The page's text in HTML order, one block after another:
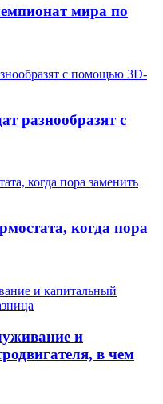
мира по
разнообразят с
когда пора
и
в чем